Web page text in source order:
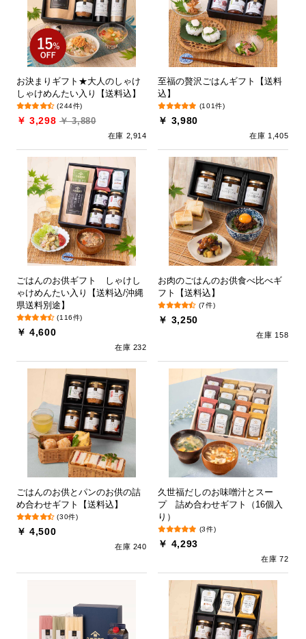
お決まりギフト★大人のしゃけ
しゃけめんたい入り【送料込】
(244件)
￥ 3,298 ￥ 3,880
在庫 2,914
至福の贅沢ごはんギフト【送料
込】
(101件)
￥ 3,980
在庫 1,405
ごはんのお供ギフト しゃけし
ゃけめんたい入り【送料込/沖縄
県送料別途】
(116件)
￥ 4,600
在庫 232
お肉のごはんのお供食べ比べギ
フト【送料込】
(7件)
￥ 3,250
在庫 158
ごはんのお供とパンのお供の詰
め合わせギフト【送料込】
(30件)
￥ 4,500
在庫 240
久世福だしのお味噌汁とスー
プ 詰め合わせギフト（16個入
り）
(3件)
￥ 4,293
在庫 72